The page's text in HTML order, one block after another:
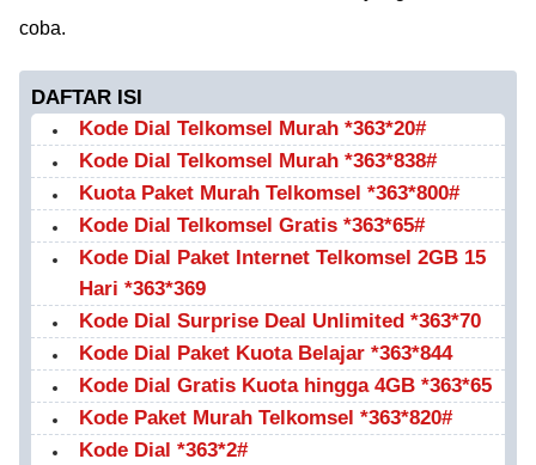
coba.
DAFTAR ISI
Kode Dial Telkomsel Murah *363*20#
Kode Dial Telkomsel Murah *363*838#
Kuota Paket Murah Telkomsel *363*800#
Kode Dial Telkomsel Gratis *363*65#
Kode Dial Paket Internet Telkomsel 2GB 15
Hari *363*369
Kode Dial Surprise Deal Unlimited *363*70
Kode Dial Paket Kuota Belajar *363*844
Kode Dial Gratis Kuota hingga 4GB *363*65
Kode Paket Murah Telkomsel *363*820#
Kode Dial *363*2#